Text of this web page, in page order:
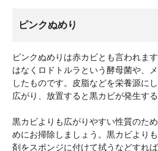
ピンクぬめり
ピンクぬめりは赤カビとも言われま
はなくロドトルラという酵母菌や、
したものです。皮脂などを栄養源に
広がり、放置すると黒カビが発生す
黒カビよりも広がりやすい性質のた
めにお掃除しましょう。黒カビより
剤をスポンジに付けて拭うなどすれば